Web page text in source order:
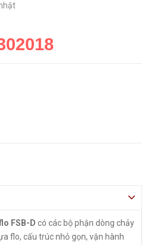
FSB-D có các bộ phận dòng chảy
flo, cấu trúc nhỏ gọn, vận hành